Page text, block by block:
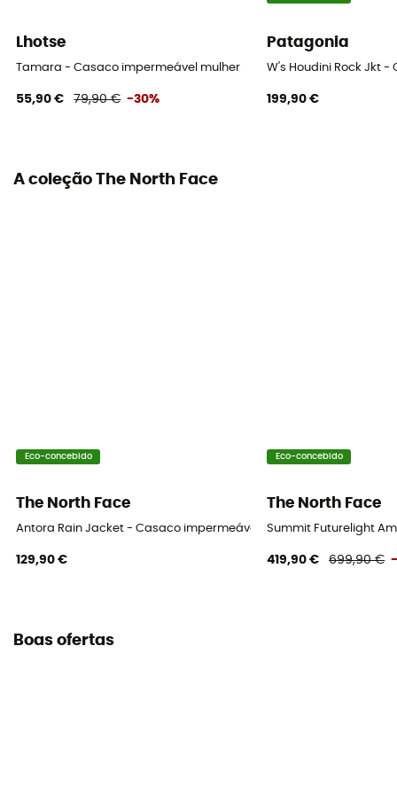
Partie principale : 85 % polyester recyclé, 15 % nylon /
Doublure capuche, col et rabat : 100 % nylon recyclé
Lhotse
Tamara - Casaco impermeável mulher
55,90 € 79,90 € -30%
Patagonia
W's Houdini Rock Jkt
199,90 €
A coleção The North Face
Eco-concebido
The North Face
Antora Rain Jacket - Casaco impermeável mulher
129,90 €
Eco-concebido
The North Face
Summit Futurelight
419,90 € 699,90 €
Boas ofertas